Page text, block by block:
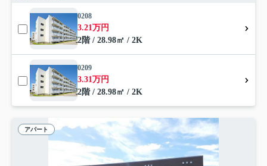
0208
3.21万円
2階 / 28.98㎡ / 2K
0209
3.31万円
2階 / 28.98㎡ / 2K
アパート